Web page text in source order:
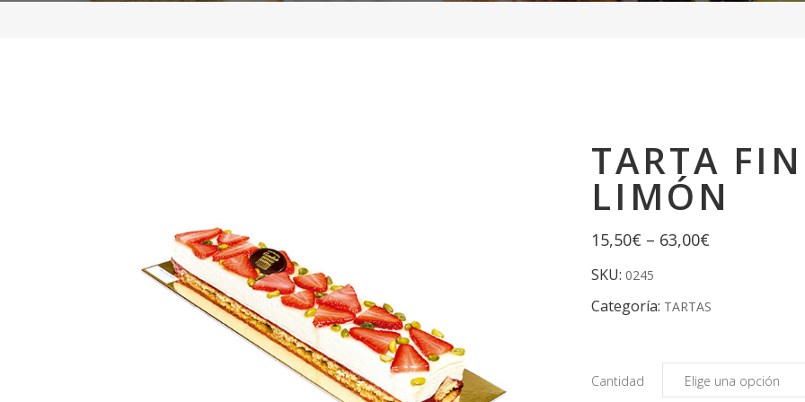
TARTA
LIMÓN
15,50€ – 63,00€
SKU: 0245
Categoría: TARTAS
Cantidad